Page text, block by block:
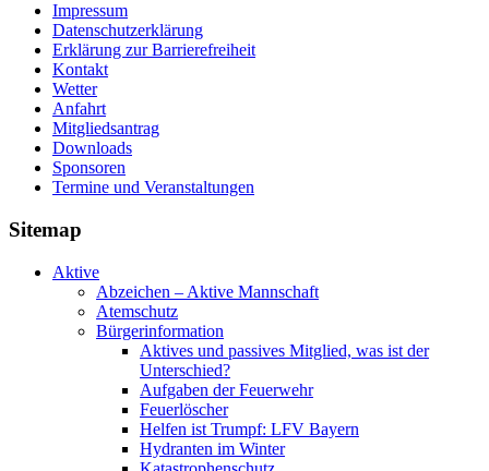
Impressum
Datenschutzerklärung
Erklärung zur Barriere­frei­heit
Kontakt
Wetter
Anfahrt
Mitgliedsantrag
Downloads
Sponsoren
Termine und Veranstaltungen
Sitemap
Aktive
Abzeichen – Aktive Mannschaft
Atemschutz
Bürgerinformation
Aktives und passives Mitglied, was ist der
Unterschied?
Aufgaben der Feuerwehr
Feuerlöscher
Helfen ist Trumpf: LFV Bayern
Hydranten im Winter